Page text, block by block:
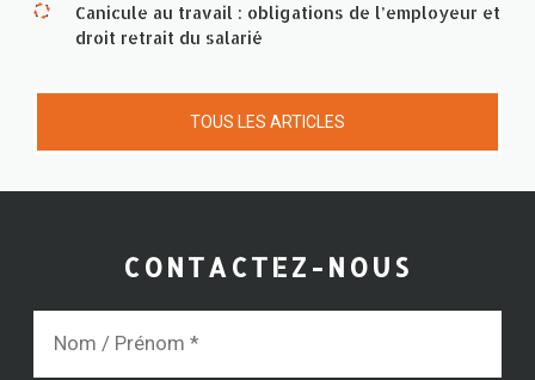
Canicule au travail : obligations de l’employeur et
droit retrait du salarié
TOUS LES ARTICLES
CONTACTEZ-NOUS